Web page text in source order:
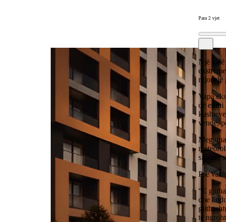
Para 2 vjet
Një valë
rajonalë
Vapa
që erdhi
vende,
situatë,
Pse
“E
dhe
të